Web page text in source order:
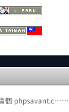
個 phpsavant.c……